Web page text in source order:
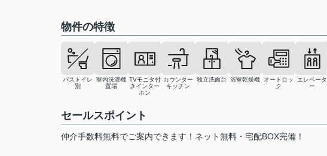
物件の特徴
バストイレ
別
室内洗濯機
置場
TVモニタ付
きインター
ホン
カウンター
キッチン
独立洗面台 浴室乾燥機
オートロッ
ク
エレベータ
ー
セールスポイント
仲介手数料無料でご案内できます！ネット無料・宅配BOX完備！